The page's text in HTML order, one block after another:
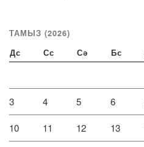
ТАМЫЗ (2026)
Дс Сс Сә Бс
3 4 5 6
10 11 12 13